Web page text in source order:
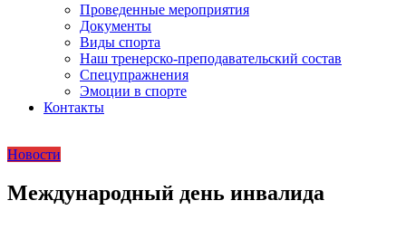
Проведенные мероприятия
Документы
Виды спорта
Наш тренерско-преподавательский состав
Спецупражнения
Эмоции в спорте
Контакты
Новости
Международный день инвалида